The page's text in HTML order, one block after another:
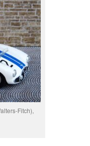
Fitch),